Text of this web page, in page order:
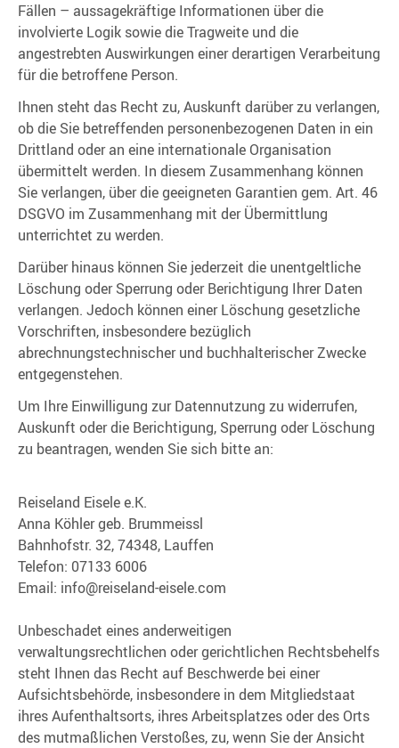
Fällen – aussagekräftige Informationen über die
involvierte Logik sowie die Tragweite und die
angestrebten Auswirkungen einer derartigen Verarbeitung
für die betroffene Person.
Ihnen steht das Recht zu, Auskunft darüber zu verlangen,
ob die Sie betreffenden personenbezogenen Daten in ein
Drittland oder an eine internationale Organisation
übermittelt werden. In diesem Zusammenhang können
Sie verlangen, über die geeigneten Garantien gem. Art. 46
DSGVO im Zusammenhang mit der Übermittlung
unterrichtet zu werden.
Darüber hinaus können Sie jederzeit die unentgeltliche
Löschung oder Sperrung oder Berichtigung Ihrer Daten
verlangen. Jedoch können einer Löschung gesetzliche
Vorschriften, insbesondere bezüglich
abrechnungstechnischer und buchhalterischer Zwecke
entgegenstehen.
Um Ihre Einwilligung zur Datennutzung zu widerrufen,
Auskunft oder die Berichtigung, Sperrung oder Löschung
zu beantragen, wenden Sie sich bitte an:
Reiseland Eisele e.K.
Anna Köhler geb. Brummeissl
Bahnhofstr. 32, 74348, Lauffen
Telefon: 07133 6006
Email: info@reiseland-eisele.com
Unbeschadet eines anderweitigen
verwaltungsrechtlichen oder gerichtlichen Rechtsbehelfs
steht Ihnen das Recht auf Beschwerde bei einer
Aufsichtsbehörde, insbesondere in dem Mitgliedstaat
ihres Aufenthaltsorts, ihres Arbeitsplatzes oder des Orts
des mutmaßlichen Verstoßes, zu, wenn Sie der Ansicht